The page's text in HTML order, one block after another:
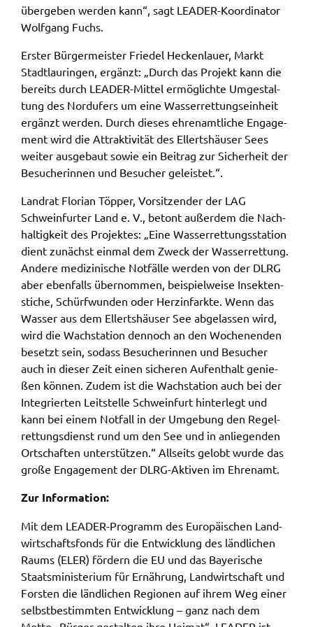
über­ge­ben werden kann“, sagt LEADER-Koor­di­na­tor
Wolf­gang Fuchs.
Erster Bürger­meis­ter Frie­del Hecken­lau­er, Markt
Stadt­lau­rin­gen, ergänzt: „Durch das Projekt kann die
bereits durch LEADER-Mittel ermög­lich­te Umge­stal­
tung des Nord­ufers um eine Wasser­ret­tungs­ein­heit
ergänzt werden. Durch dieses ehren­amt­li­che Enga­ge­
ment wird die Attrak­ti­vi­tät des Ellerts­häu­ser Sees
weiter ausge­baut sowie ein Beitrag zur Sicher­heit der
Besu­che­rin­nen und Besu­cher geleis­tet.“.
Land­rat Flori­an Töpper, Vorsit­zen­der der LAG
Schwein­fur­ter Land e. V., betont außer­dem die Nach­
hal­tig­keit des Projek­tes: „Eine Wasser­ret­tungs­sta­ti­on
dient zunächst einmal dem Zweck der Wasser­ret­tung.
Ande­re medi­zi­ni­sche Notfäl­le werden von der DLRG
aber eben­falls über­nom­men, beispiel­wei­se Insek­ten­
sti­che, Schürf­wun­den oder Herz­in­fark­te. Wenn das
Wasser aus dem Ellerts­häu­ser See abge­las­sen wird,
wird die Wach­sta­ti­on dennoch an den Wochen­en­den
besetzt sein, sodass Besu­che­rin­nen und Besu­cher
auch in dieser Zeit einen siche­ren Aufent­halt genie­
ßen können. Zudem ist die Wach­sta­ti­on auch bei der
Inte­grier­ten Leit­stel­le Schwein­furt hinter­legt und
kann bei einem Notfall in der Umge­bung den Regel­
ret­tungs­dienst rund um den See und in anlie­gen­den
Ortschaf­ten unter­stüt­zen.“ Allseits gelobt wurde das
große Enga­ge­ment der DLRG-Akti­ven im Ehren­amt.
Zur Infor­ma­ti­on:
Mit dem LEADER-Programm des Euro­päi­schen Land­
wirt­schafts­fonds für die Entwick­lung des länd­li­chen
Raums (ELER) fördern die EU und das Baye­ri­sche
Staats­mi­nis­te­ri­um für Ernäh­rung, Land­wirt­schaft und
Fors­ten die länd­li­chen Regio­nen auf ihrem Weg einer
selbst­be­stimm­ten Entwick­lung – ganz nach dem
ermöglichen.
unserenDatenschutzhinweisen
YouTube
Anbieter:
YouTube
Zweck:
Einwilligung erweiterter Datenschutzmodus
Google Maps
Name:
consent-google-maps
Anbieter:
Google Maps
Zweck:
Anzeige Google Kartendienst
BayernAtlas
Name:
bayern_atlas
Anbieter:
Vermessung
Zweck:
Anzeige Online Kartendienst
WEBANALYSE
Unser Webanalyse-Tool Matomo